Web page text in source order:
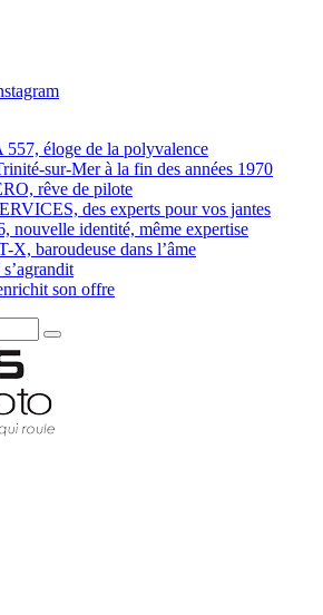
éloge de la polyvalence
sur-Mer à la fin des années 1970
rêve de pilote
des experts pour vos jantes
nouvelle identité, même expertise
X, baroudeuse dans l’âme
son offre